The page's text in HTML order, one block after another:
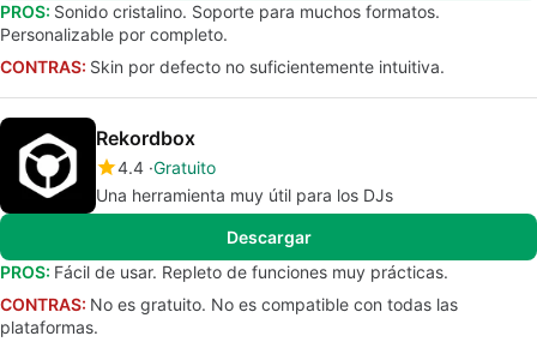
PROS: Sonido cristalino. Soporte para muchos formatos.
Personalizable por completo.
CONTRAS: Skin por defecto no suficientemente intuitiva.
Rekordbox
4.4 Gratuito
Una herramienta muy útil para los DJs
Descargar
PROS: Fácil de usar. Repleto de funciones muy prácticas.
CONTRAS: No es gratuito. No es compatible con todas las
plataformas.